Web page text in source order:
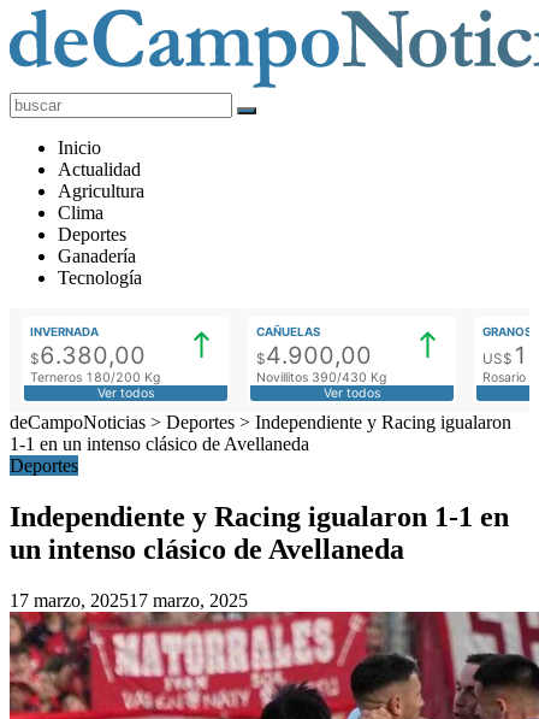
deCampoNoticias
Actualidad
Agropecuaria
Inicio
Actualidad
Agricultura
Clima
Deportes
Ganadería
Tecnología
INVERNADA
$6.380,00
Terneros 180/200 Kg
Ver todos
CAÑUELAS
$4.900,00
Novillitos 390/430 Kg
Ver todos
GRANOS
US$
Rosario
deCampoNoticias > Deportes > Independiente y Racing igualaron
1-1 en un intenso clásico de Avellaneda
Deportes
Independiente y Racing igualaron 1-1 en
un intenso clásico de Avellaneda
17 marzo, 202517 marzo, 2025